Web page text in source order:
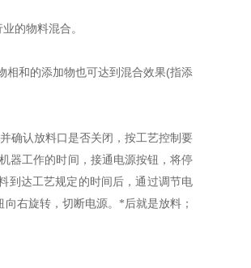
的物料混合。
相和的添加物也可达到混合效果(指添
确认放料口是否关闭，按工艺控制要
器工作的时间，接通电源按钮，将停
到达工艺规定的时间后，通过调节电
右旋转，切断电源。*后就是放料；